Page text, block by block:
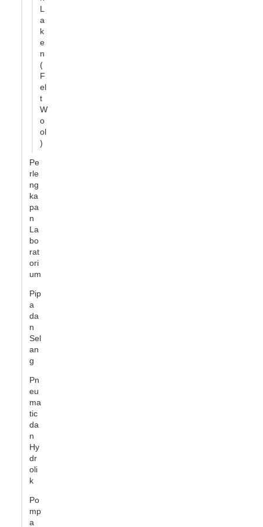
L
a
k
e
n
(
F
el
t
W
o
ol
)
Pe
rle
ng
ka
pa
n
La
bo
rat
ori
um
Pip
a
da
n
Sel
an
g
Pn
eu
ma
tic
da
n
Hy
dr
oli
k
Po
mp
a